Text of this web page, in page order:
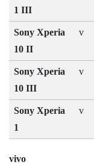
1 III
Sony Xperia
10 II
v
Sony Xperia
10 III
v
Sony Xperia
1
v
vivo